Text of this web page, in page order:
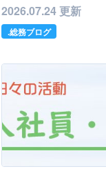
2026.07.24 更新
.総務ブログ